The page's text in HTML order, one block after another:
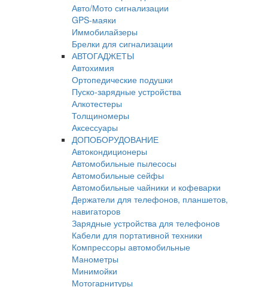
Авто/Мото сигнализации
GPS-маяки
Иммобилайзеры
Брелки для сигнализации
АВТОГАДЖЕТЫ
Автохимия
Ортопедические подушки
Пуско-зарядные устройства
Алкотестеры
Толщиномеры
Аксессуары
ДОПОБОРУДОВАНИЕ
Автокондиционеры
Автомобильные пылесосы
Автомобильные сейфы
Автомобильные чайники и кофеварки
Держатели для телефонов, планшетов,
навигаторов
Зарядные устройства для телефонов
Кабели для портативной техники
Компрессоры автомобильные
Манометры
Минимойки
Мотогарнитуры